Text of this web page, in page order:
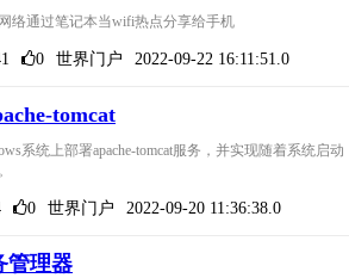
络通过笔记本当wifi热点分享给手机
0 世界门户 2022-09-22 16:11:51.0
tomcat
系统上部署apache-tomcat服务，并实现随着系统启动
0 世界门户 2022-09-20 11:36:38.0
管理器